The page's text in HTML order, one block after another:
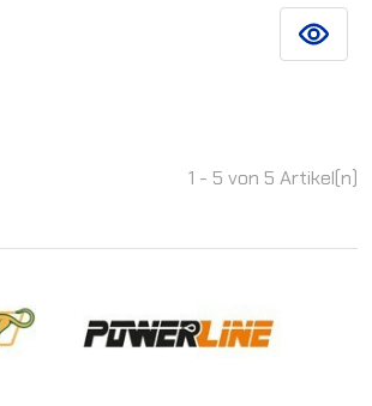
SIEHE
1 - 5 von 5 Artikel(n)